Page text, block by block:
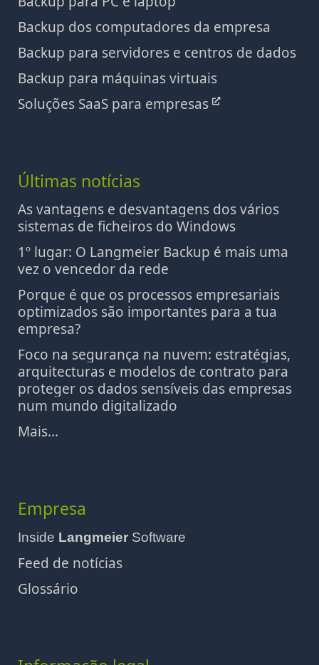
Backup dos computadores da empresa
Backup para servidores e centros de dados
Backup para máquinas virtuais
Soluções SaaS para empresas
Últimas notícias
As vantagens e desvantagens dos vários
sistemas de ficheiros do Windows
1º lugar: O Langmeier Backup é mais uma
vez o vencedor da rede
Porque é que os processos empresariais
optimizados são importantes para a tua
empresa?
Foco na segurança na nuvem: estratégias,
arquitecturas e modelos de contrato para
proteger os dados sensíveis das empresas
num mundo digitalizado
Mais...
Empresa
Inside Langmeier Software
Feed de notícias
Glossário